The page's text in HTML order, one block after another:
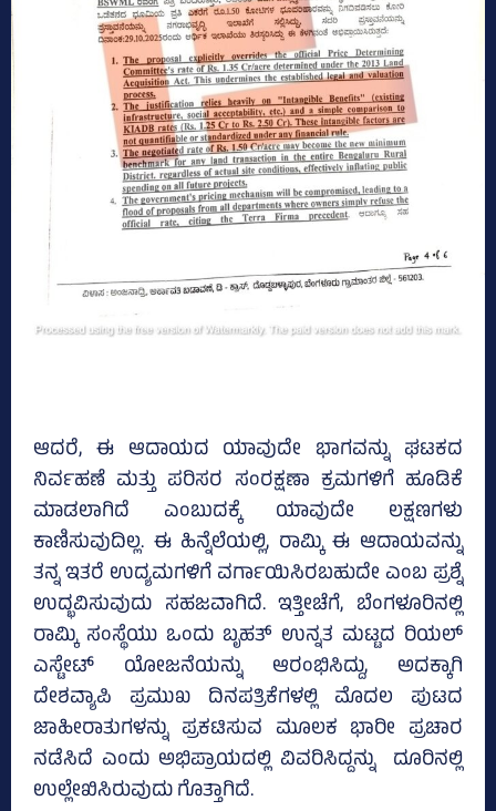
ಆದರೆ, ಈ ಆದಾಯದ ಯಾವುದೇ ಭಾಗವನ್ನು ಘಟಕದ
ನಿರ್ವಹಣೆ ಮತ್ತು ಪರಿಸರ ಸಂರಕ್ಷಣಾ ಕ್ರಮಗಳಿಗೆ ಹೂಡಿಕೆ
ಮಾಡಲಾಗಿದೆ ಎಂಬುದಕ್ಕೆ ಯಾವುದೇ ಲಕ್ಷಣಗಳು
ಕಾಣಿಸುವುದಿಲ್ಲ. ಈ ಹಿನ್ನೆಲೆಯಲ್ಲಿ, ರಾಮ್ಕಿ ಈ ಆದಾಯವನ್ನು
ತನ್ನ ಇತರೆ ಉದ್ಯಮಗಳಿಗೆ ವರ್ಗಾಯಿಸಿರಬಹುದೇ ಎಂಬ ಪ್ರಶ್ನೆ
ಉದ್ಭವಿಸುವುದು ಸಹಜವಾಗಿದೆ. ಇತ್ತೀಚೆಗೆ, ಬೆಂಗಳೂರಿನಲ್ಲಿ
ರಾಮ್ಕಿ ಸಂಸ್ಥೆಯು ಒಂದು ಬೃಹತ್ ಉನ್ನತ ಮಟ್ಟದ ರಿಯಲ್
ಎಸ್ಟೇಟ್ ಯೋಜನೆಯನ್ನು ಆರಂಭಿಸಿದ್ದು, ಅದಕ್ಕಾಗಿ
ದೇಶವ್ಯಾಪಿ ಪ್ರಮುಖ ದಿನಪತ್ರಿಕೆಗಳಲ್ಲಿ ಮೊದಲ ಪುಟದ
ಜಾಹೀರಾತುಗಳನ್ನು ಪ್ರಕಟಿಸುವ ಮೂಲಕ ಭಾರೀ ಪ್ರಚಾರ
ನಡೆಸಿದೆ ಎಂದು ಅಭಿಪ್ರಾಯದಲ್ಲಿ ವಿವರಿಸಿದ್ದನ್ನು ದೂರಿನಲ್ಲಿ
ಉಲ್ಲೇಖಿಸಿರುವುದು ಗೊತ್ತಾಗಿದೆ.